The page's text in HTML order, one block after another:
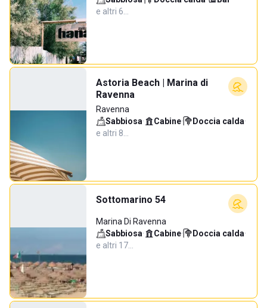
e altri 6…
Astoria Beach | Marina di
Ravenna
Ravenna
Sabbiosa· Cabine· Doccia calda·
e altri 8…
Sottomarino 54
Marina Di Ravenna
Sabbiosa· Cabine· Doccia calda·
e altri 17…